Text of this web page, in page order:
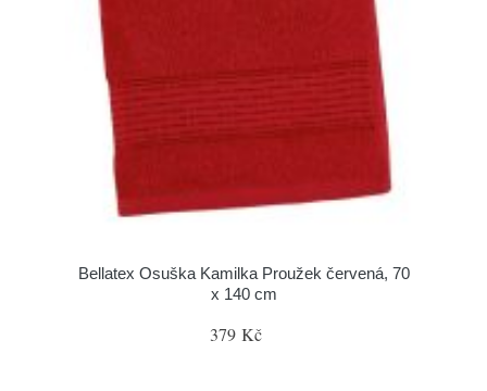
Bellatex Osuška Kamilka Proužek červená, 70
x 140 cm
379 Kč